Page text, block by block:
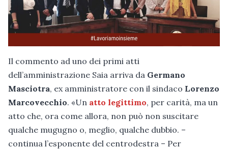
Il commento ad uno dei primi atti
dell’amministrazione Saia arriva da Germano
Masciotra, ex amministratore con il sindaco Lorenzo
Marcovecchio. «Un atto legittimo, per carità, ma un
atto che, ora come allora, non può non suscitare
qualche mugugno o, meglio, qualche dubbio. –
continua l’esponente del centrodestra – Per